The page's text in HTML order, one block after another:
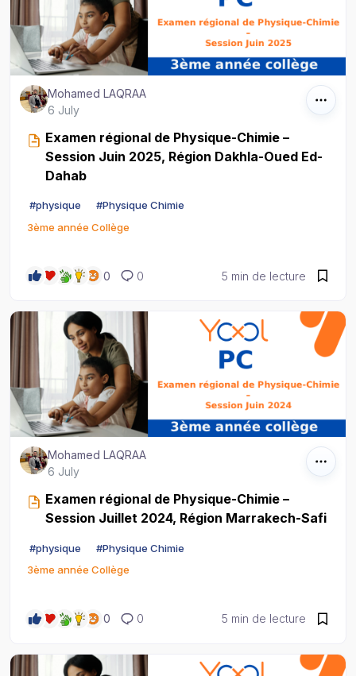
Mohamed LAQRAA
6 July
Examen régional de Physique-Chimie –
Session Juin 2025, Région Dakhla-Oued Ed-
Dahab
#physique #Physique Chimie
3ème année Collège
0 0 5 min de lecture
Mohamed LAQRAA
6 July
Examen régional de Physique-Chimie –
Session Juillet 2024, Région Marrakech-Safi
#physique #Physique Chimie
3ème année Collège
0 0 5 min de lecture